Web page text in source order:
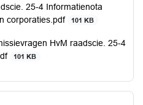
25-4 Informatienota
corporaties.pdf
101 KB
HvM raadscie. 25-4
101 KB